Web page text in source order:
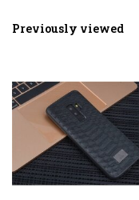
Previously viewed